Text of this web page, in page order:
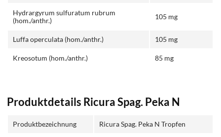
Hydrargyrum sulfuratum rubrum
(hom./anthr.)
105 mg
Luffa operculata (hom./anthr.) 105 mg
Kreosotum (hom./anthr.) 85 mg
Produktdetails Ricura Spag. Peka N
Produktbezeichnung Ricura Spag. Peka N Tropfen